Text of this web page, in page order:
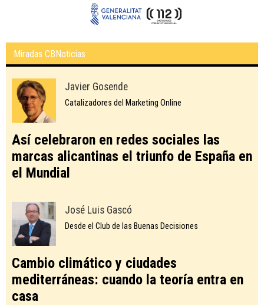
Miradas CBNoticias
Javier Gosende
Catalizadores del Marketing Online
Así celebraron en redes sociales las
marcas alicantinas el triunfo de España en
el Mundial
José Luis Gascó
Desde el Club de las Buenas Decisiones
Cambio climático y ciudades
mediterráneas: cuando la teoría entra en
casa